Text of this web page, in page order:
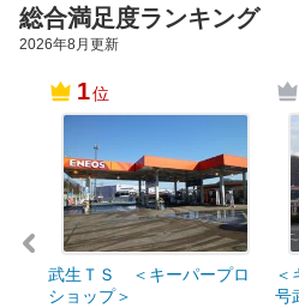
総合満足度ランキング
2026年8月更新
1位
武生ＴＳ ＜キーパープロ
ショップ＞
＜
号